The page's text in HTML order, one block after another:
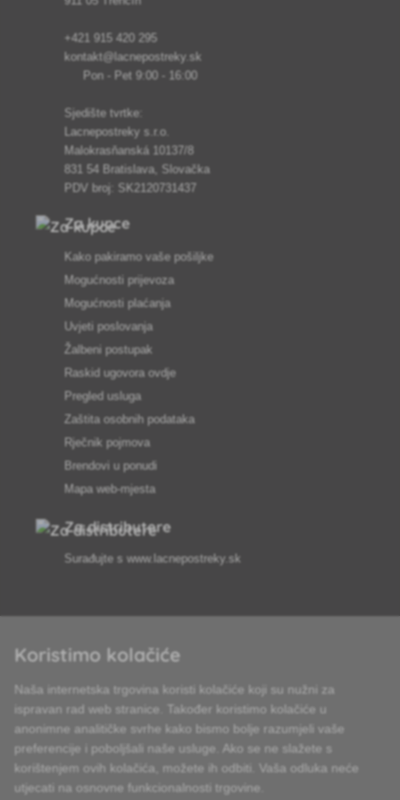
+421 915 420 295
kontakt@lacnepostreky.sk
Pon - Pet 9:00 - 16:00
Sjedište tvrtke:
Lacnepostreky s.r.o.
Malokrasňanská 10137/8
831 54 Bratislava, Slovačka
PDV broj: SK2120731437
Za kupce
Kako pakiramo vaše pošiljke
Mogućnosti prijevoza
Mogućnosti plaćanja
Uvjeti poslovanja
Žalbeni postupak
Raskid ugovora ovdje
Pregled usluga
Zaštita osobnih podataka
Rječnik pojmova
Brendovi u ponudi
Mapa web-mjesta
Za distributere
Surađujte s www.lacnepostreky.sk
Uvijek ćemo vas profesionalno savjetovati
Reklamacije obrađujemo u roku od 24 sata
Dostava u roku od 24 sata od ponedjeljka do petka
Koristimo kolačiće
Naša internetska trgovina koristi kolačiće koji su nužni za
ispravan rad web stranice. Također koristimo kolačiće u
anonimne analitičke svrhe kako bismo bolje razumjeli vaše
preferencije i poboljšali naše usluge. Ako se ne slažete s
korištenjem ovih kolačića, možete ih odbiti. Vaša odluka neće
utjecati na osnovne funkcionalnosti trgovine.